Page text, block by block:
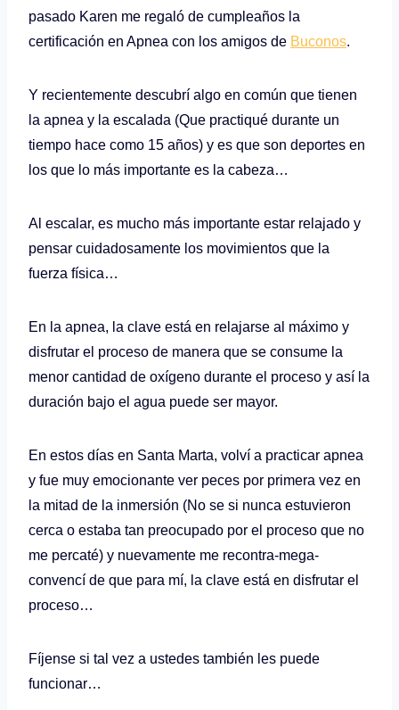
pasado Karen me regaló de cumpleaños la
certificación en Apnea con los amigos de Buconos.
Y recientemente descubrí algo en común que tienen
la apnea y la escalada (Que practiqué durante un
tiempo hace como 15 años) y es que son deportes en
los que lo más importante es la cabeza…
Al escalar, es mucho más importante estar relajado y
pensar cuidadosamente los movimientos que la
fuerza física…
En la apnea, la clave está en relajarse al máximo y
disfrutar el proceso de manera que se consume la
menor cantidad de oxígeno durante el proceso y así la
duración bajo el agua puede ser mayor.
En estos días en Santa Marta, volví a practicar apnea
y fue muy emocionante ver peces por primera vez en
la mitad de la inmersión (No se si nunca estuvieron
cerca o estaba tan preocupado por el proceso que no
me percaté) y nuevamente me recontra-mega-
convencí de que para mí, la clave está en disfrutar el
proceso…
Fíjense si tal vez a ustedes también les puede
funcionar…